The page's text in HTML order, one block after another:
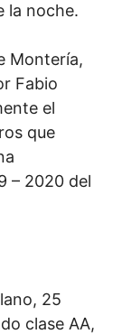
la noche.
Montería,
Fabio
el
que
– 2020 del
25
clase AA,